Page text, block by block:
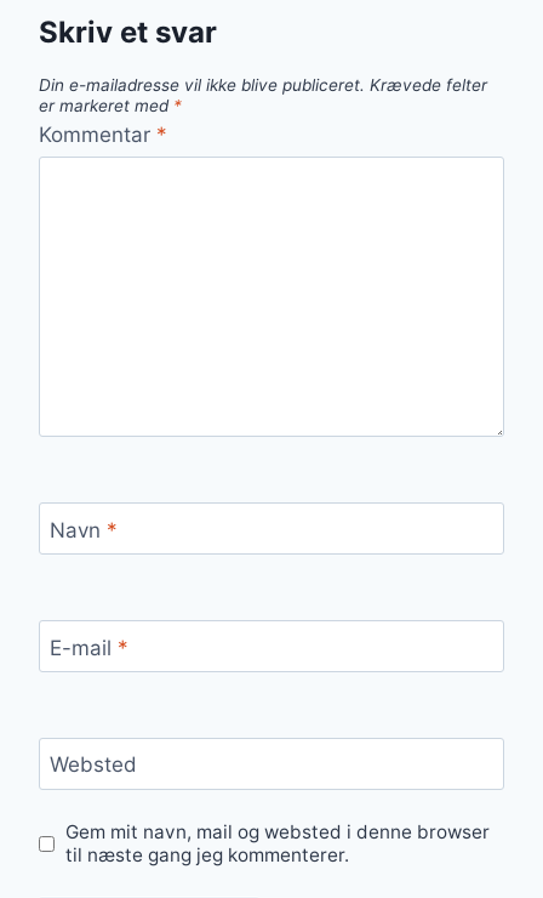
Skriv et svar
Din e-mailadresse vil ikke blive publiceret. Krævede felter
er markeret med *
Kommentar *
Navn *
E-mail *
Websted
Gem mit navn, mail og websted i denne browser
til næste gang jeg kommenterer.